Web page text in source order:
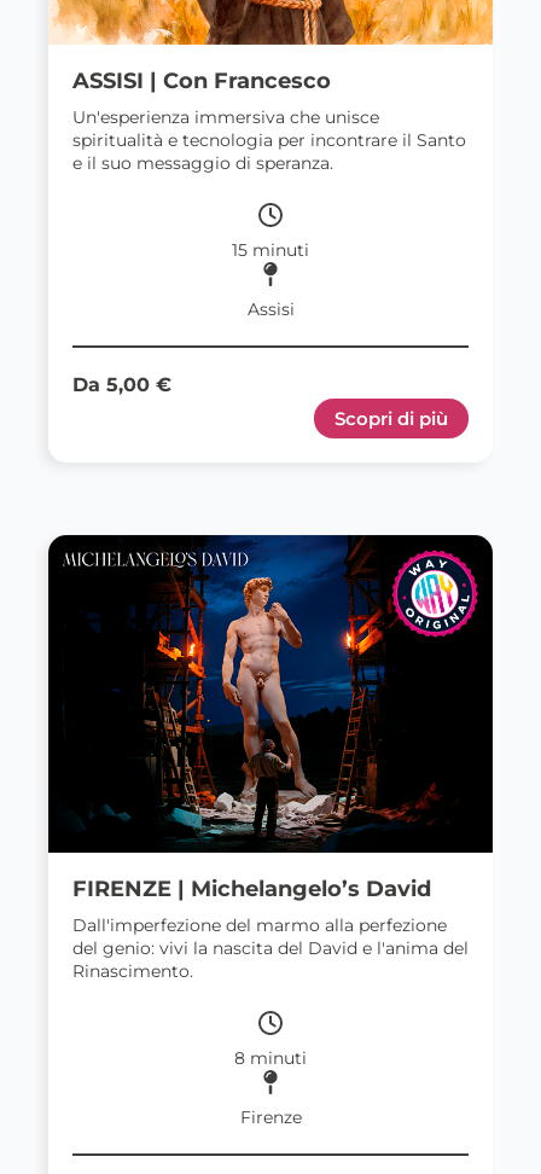
ASSISI | Con Francesco
Un'esperienza immersiva che unisce
spiritualità e tecnologia per incontrare il Santo
e il suo messaggio di speranza.
15 minuti
Assisi
Da 5,00 €
Scopri di più
FIRENZE | Michelangelo’s David
Dall'imperfezione del marmo alla perfezione
del genio: vivi la nascita del David e l'anima del
Rinascimento.
8 minuti
Firenze